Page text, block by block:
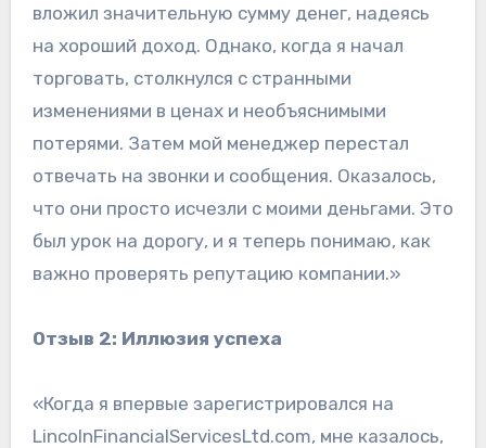
вложил значительную сумму денег, надеясь
на хороший доход. Однако, когда я начал
торговать, столкнулся с странными
изменениями в ценах и необъяснимыми
потерями. Затем мой менеджер перестал
отвечать на звонки и сообщения. Оказалось,
что они просто исчезли с моими деньгами. Это
был урок на дорогу, и я теперь понимаю, как
важно проверять репутацию компании.»
Отзыв 2: Иллюзия успеха
«Когда я впервые зарегистрировался на
LincolnFinancialServicesLtd.com, мне казалось,